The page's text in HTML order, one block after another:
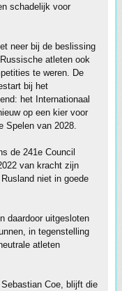
schadelijk voor
neer bij de beslissing
atleten ook
te weren. De
bij het
het Internationaal
op een kier voor
Spelen van 2028.
de 241e Council
van kracht zijn
niet in goede
daardoor uitgesloten
in tegenstelling
atleten
Coe, blijft die